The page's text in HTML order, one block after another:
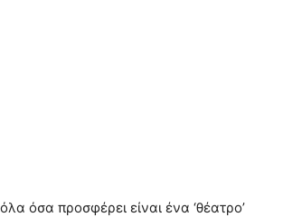
όσα προσφέρει είναι ένα ‘θέατρο’